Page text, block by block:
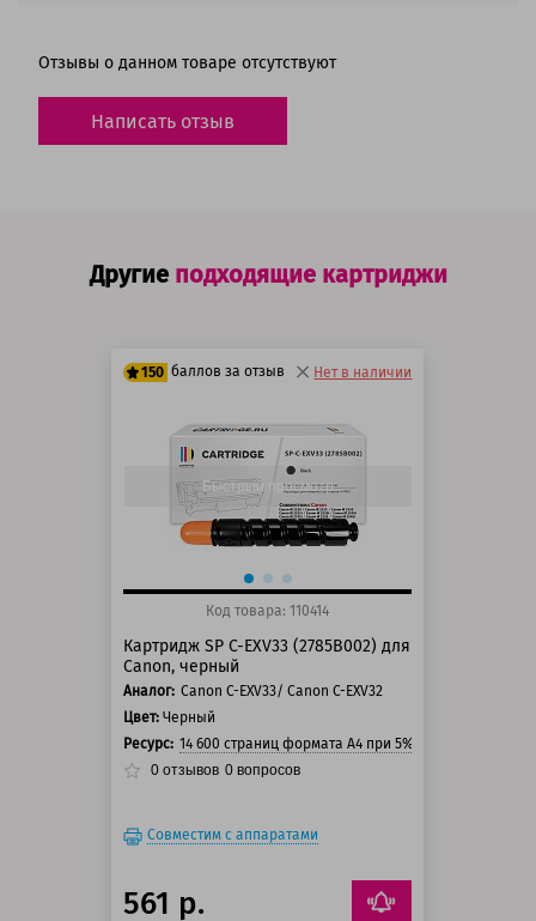
Отзывы о данном товаре отсутствуют
Написать отзыв
Другие подходящие картриджи
150 баллов за отзыв
125 баллов
150 баллов
Нет в наличии
Быстрый просмотр
Код товара: 110414
Картридж SP C-EXV33 (2785B002) для
Canon, черный
Аналог: Canon C-EXV33/ Canon C-EXV32
Цвет: Черный
Ресурс: 14 600 страниц формата А4 при 5% заполнении
0 отзывов 0 вопросов
Совместим с аппаратами
561 р.